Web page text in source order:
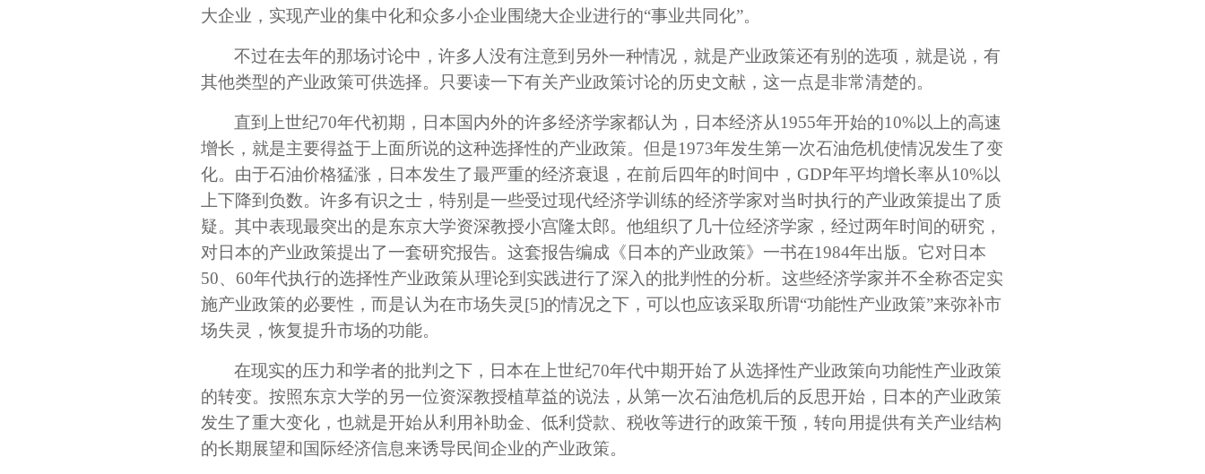
大企业，实现产业的集中化和众多小企业围绕大企业进行的“事业共同化”。
不过在去年的那场讨论中，许多人没有注意到另外一种情况，就是产业政策还有别的选项，就是说，有
其他类型的产业政策可供选择。只要读一下有关产业政策讨论的历史文献，这一点是非常清楚的。
直到上世纪70年代初期，日本国内外的许多经济学家都认为，日本经济从1955年开始的10%以上的高速
增长，就是主要得益于上面所说的这种选择性的产业政策。但是1973年发生第一次石油危机使情况发生了变
化。由于石油价格猛涨，日本发生了最严重的经济衰退，在前后四年的时间中，GDP年平均增长率从10%以
上下降到负数。许多有识之士，特别是一些受过现代经济学训练的经济学家对当时执行的产业政策提出了质
疑。其中表现最突出的是东京大学资深教授小宫隆太郎。他组织了几十位经济学家，经过两年时间的研究，
对日本的产业政策提出了一套研究报告。这套报告编成《日本的产业政策》一书在1984年出版。它对日本
50、60年代执行的选择性产业政策从理论到实践进行了深入的批判性的分析。这些经济学家并不全称否定实
施产业政策的必要性，而是认为在市场失灵[5]的情况之下，可以也应该采取所谓“功能性产业政策”来弥补市
场失灵，恢复提升市场的功能。
在现实的压力和学者的批判之下，日本在上世纪70年代中期开始了从选择性产业政策向功能性产业政策
的转变。按照东京大学的另一位资深教授植草益的说法，从第一次石油危机后的反思开始，日本的产业政策
发生了重大变化，也就是开始从利用补助金、低利贷款、税收等进行的政策干预，转向用提供有关产业结构
的长期展望和国际经济信息来诱导民间企业的产业政策。